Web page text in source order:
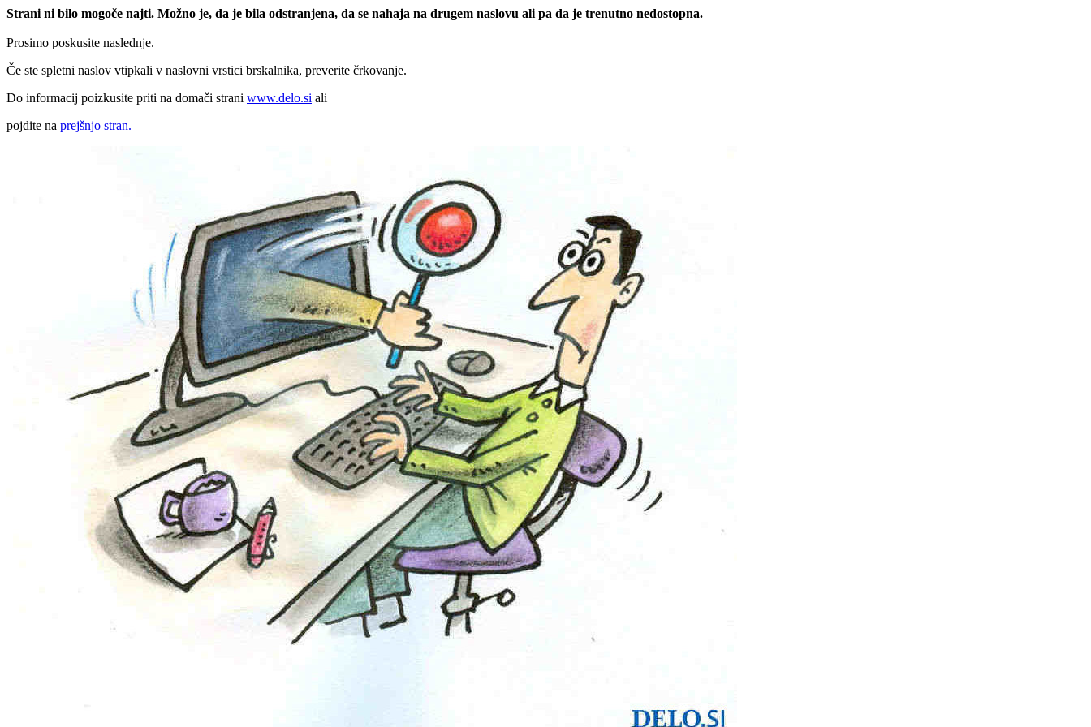
Strani ni bilo mogoče najti. Možno je, da je bila odstranjena, da se nahaja na drugem naslovu ali pa da je trenutno nedostopna.
Prosimo poskusite naslednje.
Če ste spletni naslov vtipkali v naslovni vrstici brskalnika, preverite črkovanje.
Do informacij poizkusite priti na domači strani www.delo.si ali
pojdite na prejšnjo stran.